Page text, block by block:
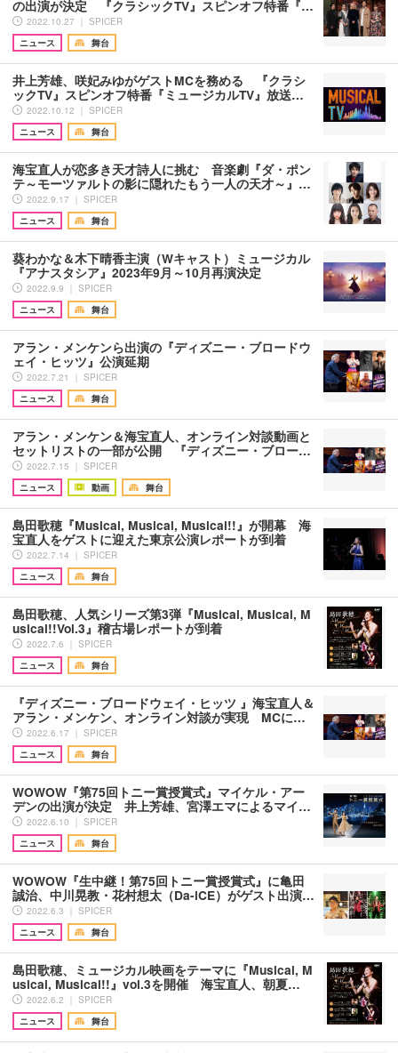
の出演が決定 『クラシックTV』スピンオフ特番『…
2022.10.27 ｜ SPICER
ニュース
舞台
井上芳雄、咲妃みゆがゲストMCを務める 『クラシ
ックTV』スピンオフ特番『ミュージカルTV』放送…
2022.10.12 ｜ SPICER
ニュース
舞台
海宝直人が恋多き天才詩人に挑む 音楽劇『ダ・ポン
テ～モーツァルトの影に隠れたもう一人の天才～』…
2022.9.17 ｜ SPICER
ニュース
舞台
葵わかな＆木下晴香主演（Wキャスト）ミュージカル
『アナスタシア』2023年9月～10月再演決定
2022.9.9 ｜ SPICER
ニュース
舞台
アラン・メンケンら出演の『ディズニー・ブロードウ
ェイ・ヒッツ』公演延期
2022.7.21 ｜ SPICER
ニュース
舞台
アラン・メンケン＆海宝直人、オンライン対談動画と
セットリストの⼀部が公開 『ディズニー・ブロー…
2022.7.15 ｜ SPICER
ニュース
動画 舞台
島田歌穂『Musical, Musical, Musical!!』が開幕 海
宝直人をゲストに迎えた東京公演レポートが到着
2022.7.14 ｜ SPICER
ニュース
舞台
島田歌穂、人気シリーズ第3弾『Musical, Musical, M
usical!!Vol.3』稽古場レポートが到着
2022.7.6 ｜ SPICER
ニュース
舞台
『ディズニー・ブロードウェイ・ヒッツ 』海宝直人＆
アラン・メンケン、オンライン対談が実現 MCに…
2022.6.17 ｜ SPICER
ニュース
舞台
WOWOW『第75回トニー賞授賞式』マイケル・アー
デンの出演が決定 井上芳雄、宮澤エマによるマイ…
2022.6.10 ｜ SPICER
ニュース
舞台
WOWOW『生中継！第75回トニー賞授賞式』に亀田
誠治、中川晃教・花村想太（Da-iCE）がゲスト出演…
2022.6.3 ｜ SPICER
ニュース
舞台
島田歌穂、ミュージカル映画をテーマに『Musical, M
usical, Musical!!』vol.3を開催 海宝直人、朝夏…
2022.6.2 ｜ SPICER
ニュース
舞台